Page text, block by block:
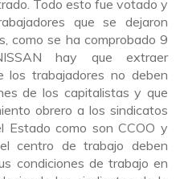
Todo esto fue votado y
que se dejaron
como se ha comprobado 9
hay que extraer
los trabajadores no deben
de los capitalistas y que
obrero a los sindicatos
Estado como son CCOO y
centro de trabajo deben
condiciones de trabajo en